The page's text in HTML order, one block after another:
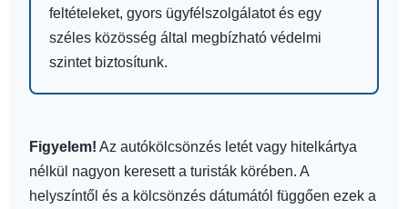
feltételeket, gyors ügyfélszolgálatot és egy
széles közösség által megbízható védelmi
szintet biztosítunk.
Figyelem! Az autókölcsönzés letét vagy hitelkártya
nélkül nagyon keresett a turisták körében. A
helyszíntől és a kölcsönzés dátumától függően ezek a